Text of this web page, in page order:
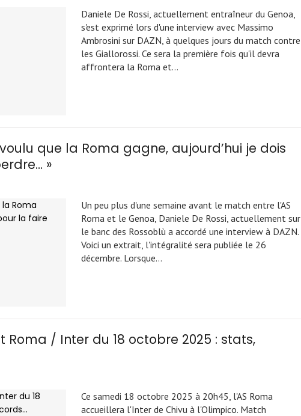
Daniele De Rossi, actuellement entraîneur du Genoa,
s'est exprimé lors d'une interview avec Massimo
Ambrosini sur DAZN, à quelques jours du match contre
les Giallorossi. Ce sera la première fois qu'il devra
affrontera la Roma et…
voulu que la Roma gagne, aujourd’hui je dois
»
Un peu plus d'une semaine avant le match entre l'AS
Roma et le Genoa, Daniele De Rossi, actuellement sur
le banc des Rossoblù a accordé une interview à DAZN.
Voici un extrait, l'intégralité sera publiée le 26
décembre. Lorsque…
Roma / Inter du 18 octobre 2025 : stats,
Ce samedi 18 octobre 2025 à 20h45, l'AS Roma
accueillera l'Inter de Chivu à l'Olimpico. Match